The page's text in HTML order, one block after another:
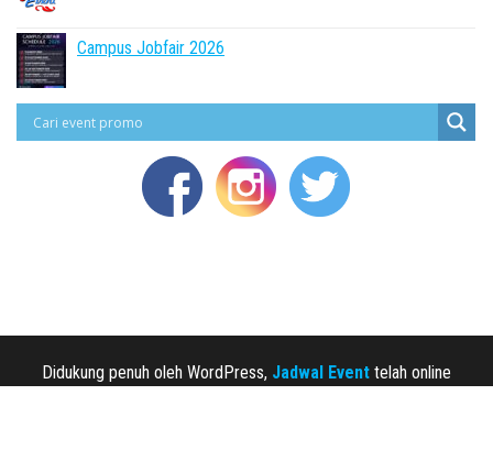
Campus Jobfair 2026
Didukung penuh oleh WordPress, Jadwal Event telah online